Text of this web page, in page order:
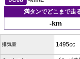
満タンでどこまで走
-km
排気量 1495cc